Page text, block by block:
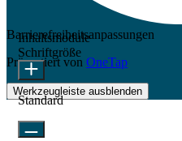
Barrierefreiheitsanpassungen
Präsentiert von OneTap
Werkzeugleiste ausblenden
Inhaltsmodule
Schriftgröße
Standard